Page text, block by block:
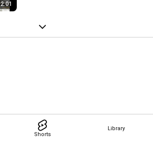
Shorts
Library
2:01